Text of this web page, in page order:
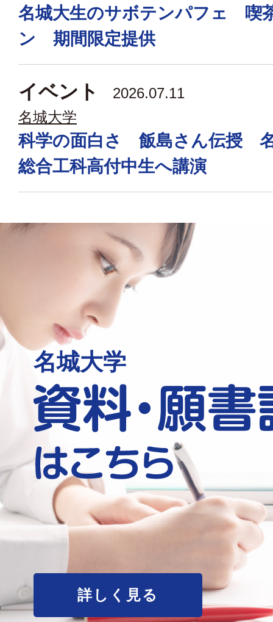
名城大生のサボテンパフェ 喫
ン 期間限定提供
イベント
2026.07.11
名城大学
科学の面白さ 飯島さん伝授
総合工科高付中生へ講演
名城大学
詳しく見る